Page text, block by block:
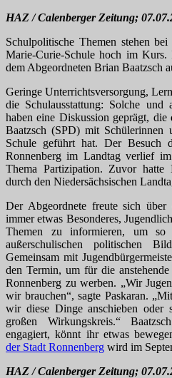
HAZ / Calenberger Zeitung;
Schulpolitische Themen stehen
Marie-Curie-Schule hoch im
dem Abgeordneten Brian Baatzsch
Geringe Unterrichtsversorgung,
die Schulausstattung: Solche und
haben eine Diskussion geprägt, die
Baatzsch (SPD) mit Schülerinnen
Schule geführt hat. Der Besuch
Ronnenberg im Landtag verlief
Thema Partizipation. Zuvor hatte
durch den Niedersächsischen
Der Abgeordnete freute sich
immer etwas Besonderes,
Themen zu informieren, um
außerschulischen politischen
Gemeinsam mit
den Termin, um für die
Ronnenberg zu werben. „Wir
wir brauchen“, sagte Paskaran.
wir diese Dinge anschieben oder
großen Wirkungskreis.“
engagiert, könnt ihr etwas
der Stadt Ronnenberg wird im
HAZ / Calenberger Zeitung;